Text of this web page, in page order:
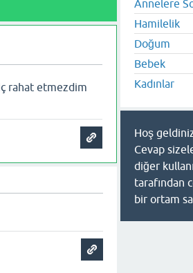
rahat etmezdim
Annelere
Hamilelik
Doğum
Bebek
Kadınlar
Hoş
Cevap
diğer
tarafından
bir ortam